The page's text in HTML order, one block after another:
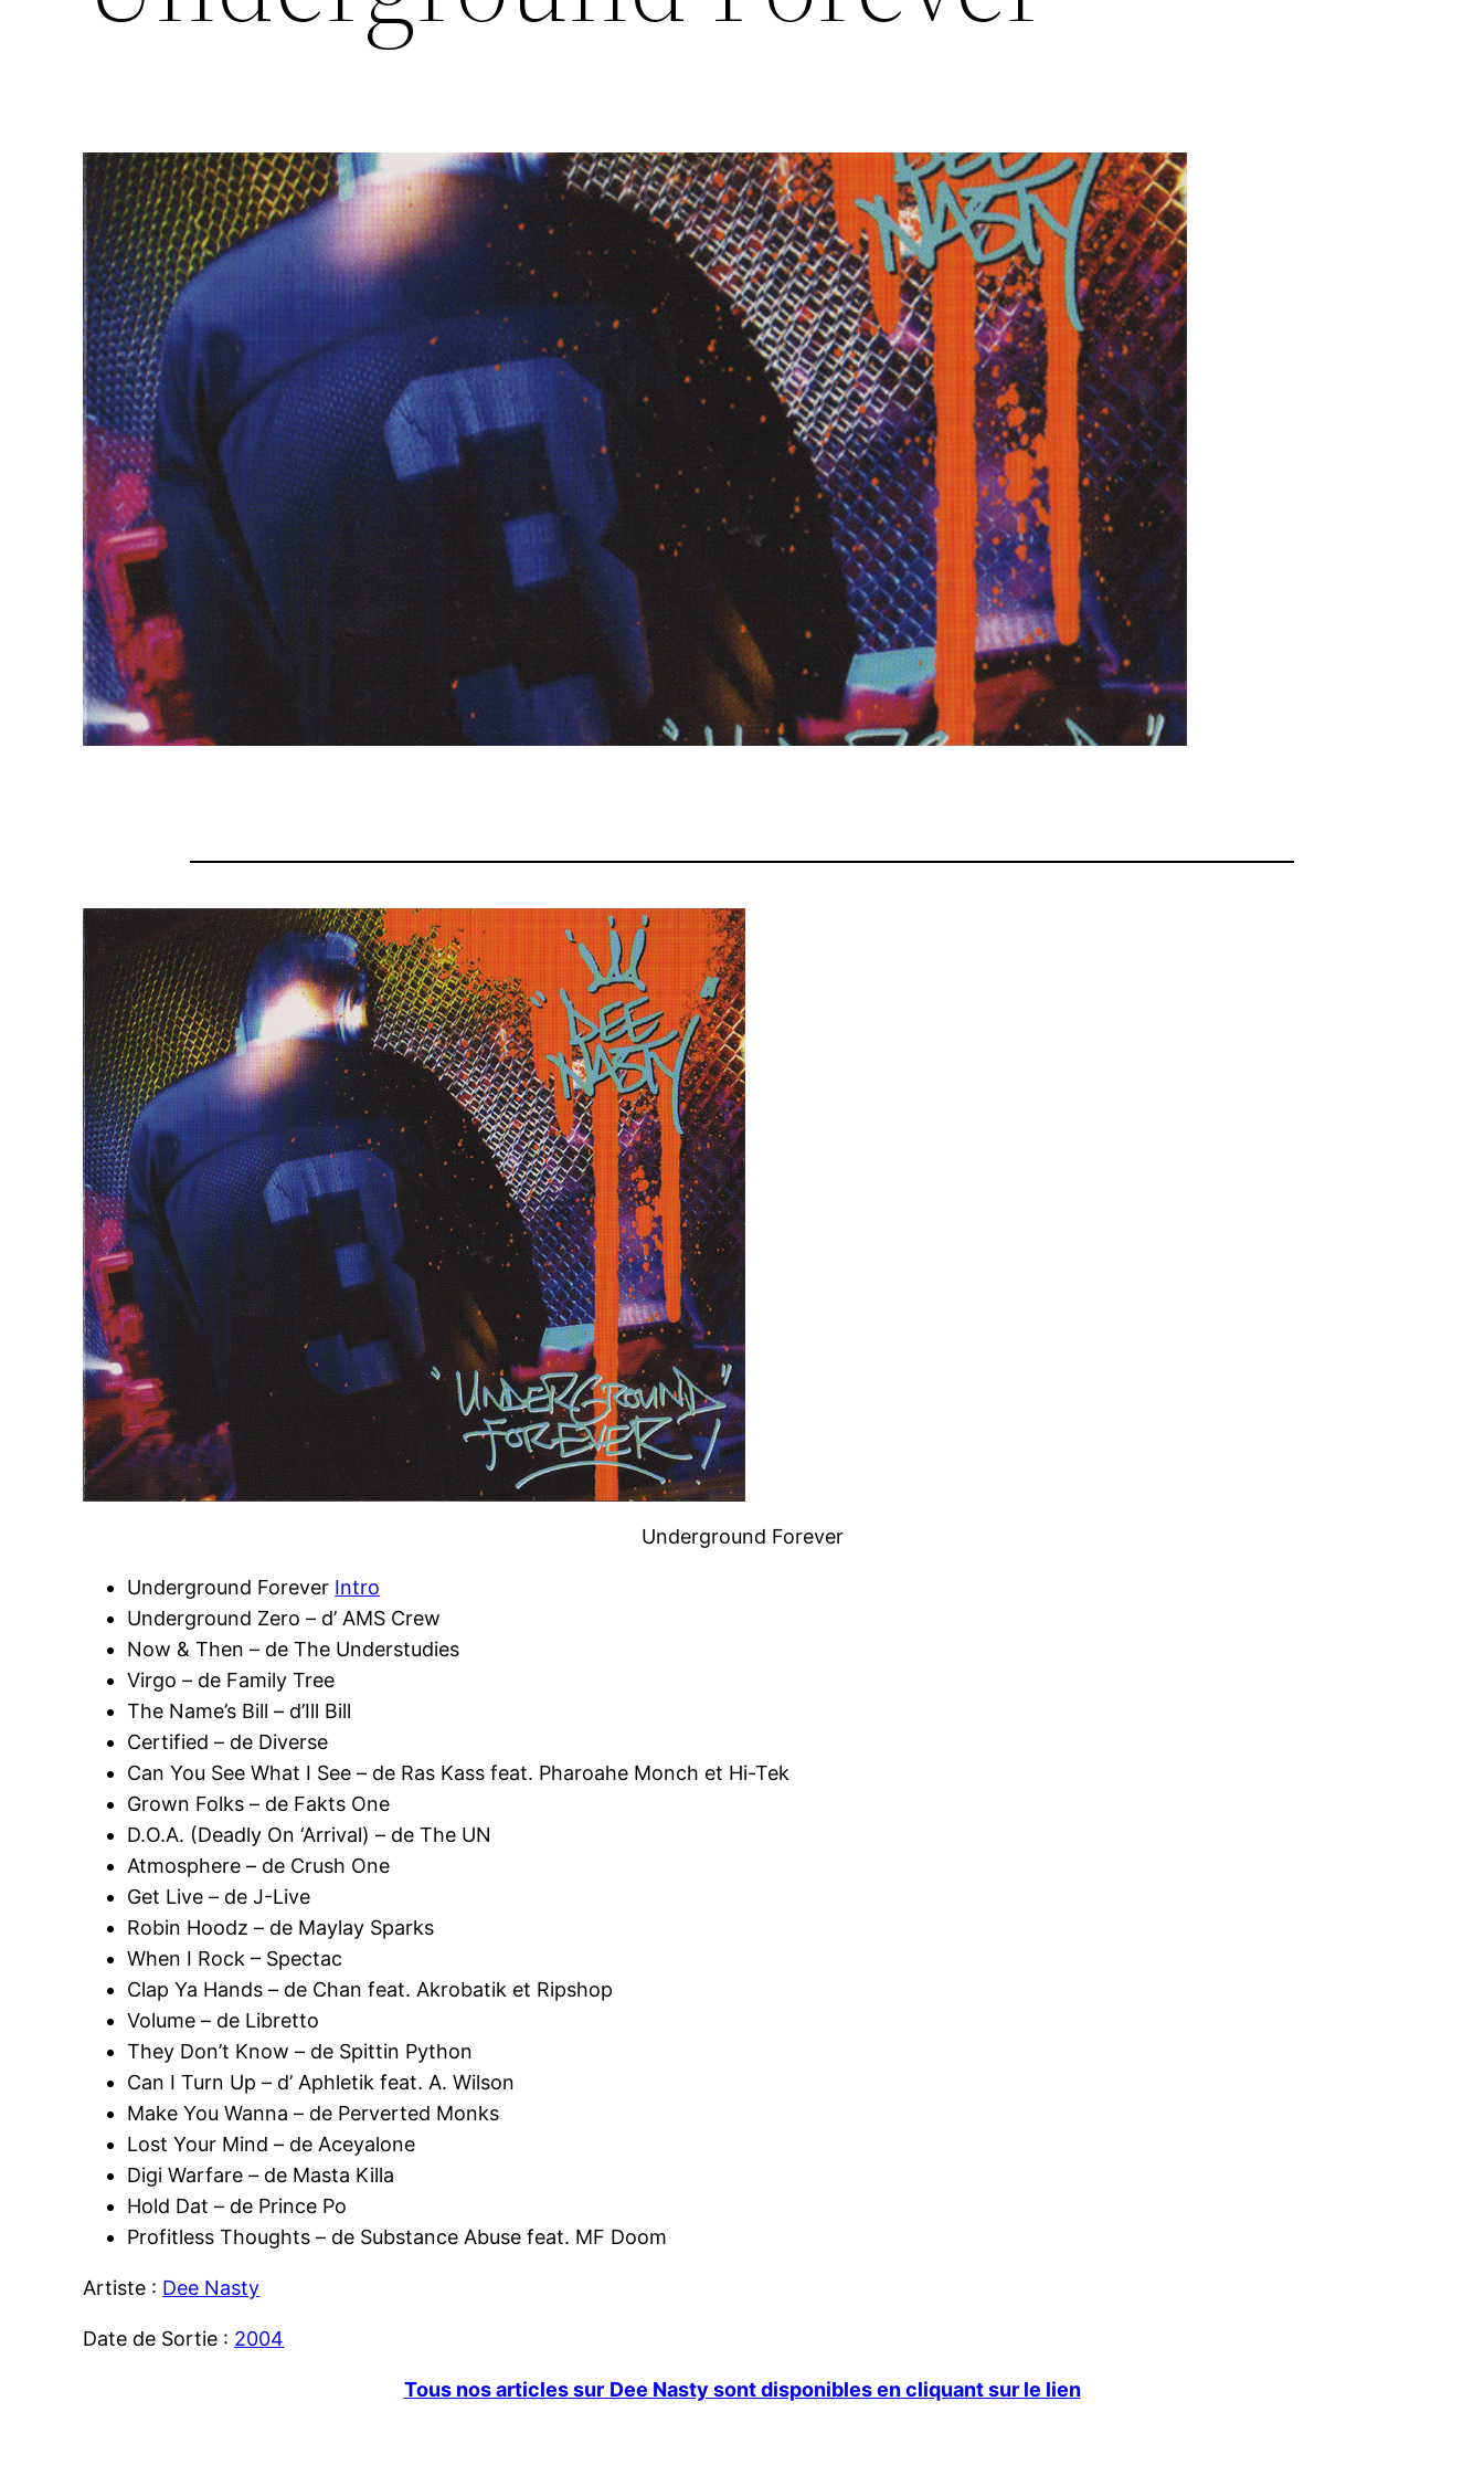
Underground Forever
Underground Forever Intro
Underground Zero – d’ AMS Crew
Now & Then – de The Understudies
Virgo – de Family Tree
The Name’s Bill – d’Ill Bill
Certified – de Diverse
Can You See What I See – de Ras Kass feat. Pharoahe Monch et Hi-Tek
Grown Folks – de Fakts One
D.O.A. (Deadly On ‘Arrival) – de The UN
Atmosphere – de Crush One
Get Live – de J-Live
Robin Hoodz – de Maylay Sparks
When I Rock – Spectac
Clap Ya Hands – de Chan feat. Akrobatik et Ripshop
Volume – de Libretto
They Don’t Know – de Spittin Python
Can I Turn Up – d’ Aphletik feat. A. Wilson
Make You Wanna – de Perverted Monks
Lost Your Mind – de Aceyalone
Digi Warfare – de Masta Killa
Hold Dat – de Prince Po
Profitless Thoughts – de Substance Abuse feat. MF Doom
Artiste : Dee Nasty
Date de Sortie : 2004
Tous nos articles sur Dee Nasty sont disponibles en cliquant sur le lien